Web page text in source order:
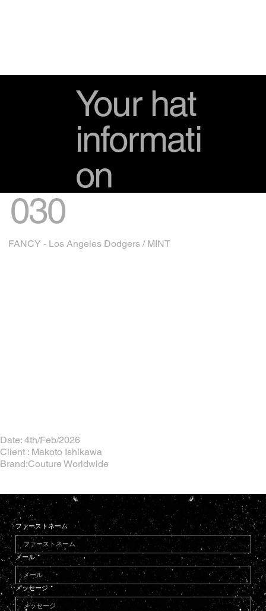
Your hat
informati
on
030
FANCY - Los Angeles Dodgers / MINT
Date: 4th/Feb/2026
Client : Makoto Ishikawa
Brand:Couture Worldwide
ファーストネーム
メール *
メッセージ *